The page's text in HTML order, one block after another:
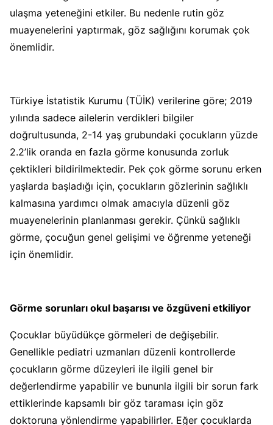
ulaşma yeteneğini etkiler. Bu nedenle rutin göz
muayenelerini yaptırmak, göz sağlığını korumak çok
önemlidir.
Türkiye İstatistik Kurumu (TÜİK) verilerine göre; 2019
yılında sadece ailelerin verdikleri bilgiler
doğrultusunda, 2-14 yaş grubundaki çocukların yüzde
2.2’lik oranda en fazla görme konusunda zorluk
çektikleri bildirilmektedir. Pek çok görme sorunu erken
yaşlarda başladığı için, çocukların gözlerinin sağlıklı
kalmasına yardımcı olmak amacıyla düzenli göz
muayenelerinin planlanması gerekir. Çünkü sağlıklı
görme, çocuğun genel gelişimi ve öğrenme yeteneği
için önemlidir.
Görme sorunları okul başarısı ve özgüveni etkiliyor
Çocuklar büyüdükçe görmeleri de değişebilir.
Genellikle pediatri uzmanları düzenli kontrollerde
çocukların görme düzeyleri ile ilgili genel bir
değerlendirme yapabilir ve bununla ilgili bir sorun fark
ettiklerinde kapsamlı bir göz taraması için göz
doktoruna yönlendirme yapabilirler. Eğer çocuklarda